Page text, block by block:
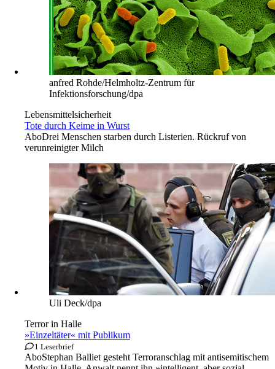
anfred Rohde/Helmholtz-Zentrum für
Infektionsforschung/dpa
Lebensmittelsicherheit
Tote durch Keime in Wurst
AboDrei Menschen starben durch Listerien. Rückruf von
verunreinigter Milch
Uli Deck/dpa
Terror in Halle
»Einzeltäter« mit Publikum
1 Leserbrief
AboStephan Balliet gesteht Terroranschlag mit antisemitischem